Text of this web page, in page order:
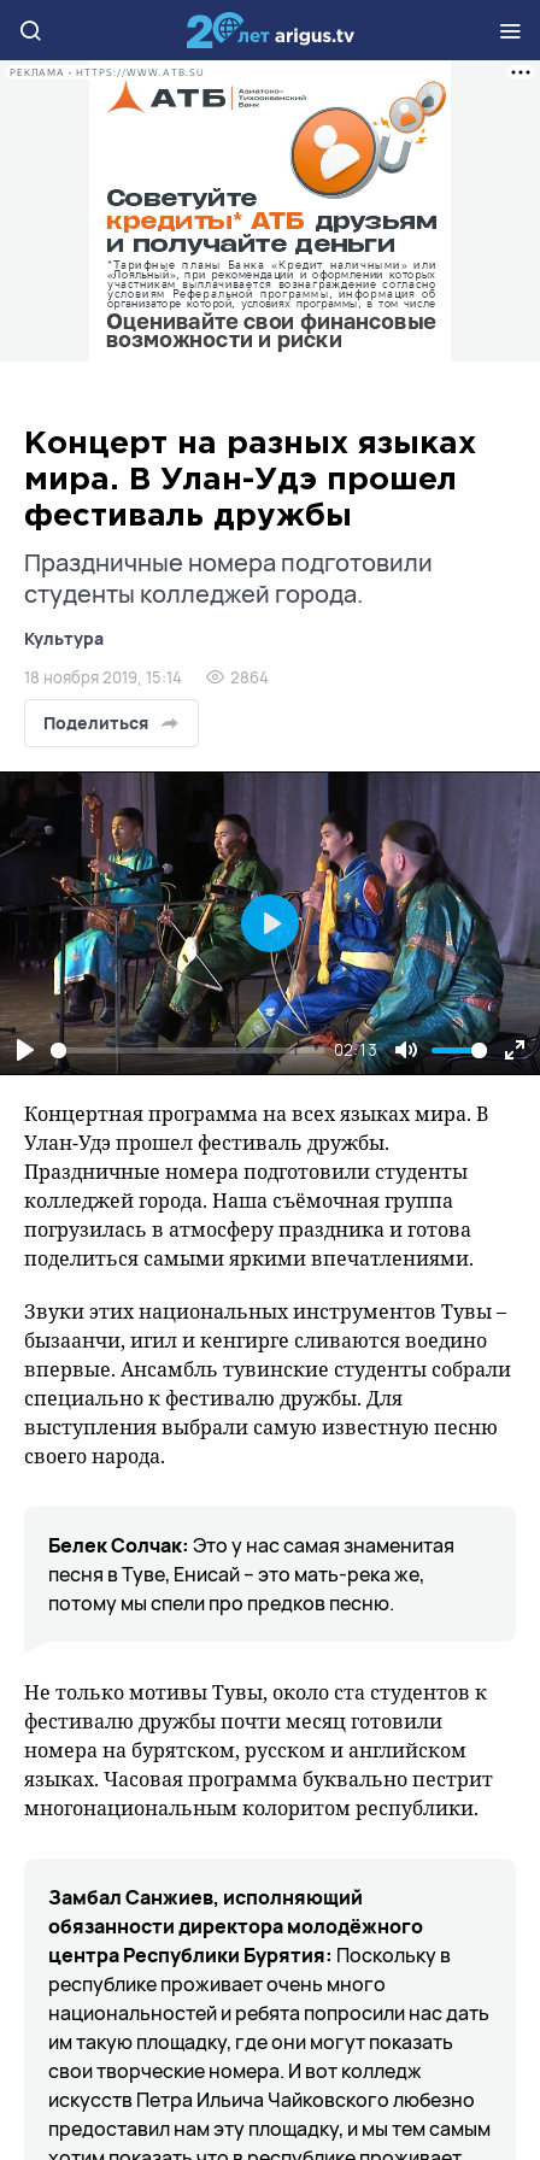
РЕКЛАМА • HTTPS://WWW.ATB.SU
Концерт на разных языках
мира. В Улан-Удэ прошел
фестиваль дружбы
Праздничные номера подготовили
студенты колледжей города.
Культура
18 ноября 2019, 15:14 2864
Поделиться
Play
02:13
Mute
Play
Концертная программа на всех языках мира. В
Улан-Удэ прошел фестиваль дружбы.
Праздничные номера подготовили студенты
колледжей города. Наша съёмочная группа
погрузилась в атмосферу праздника и готова
поделиться самыми яркими впечатлениями.
Звуки этих национальных инструментов Тувы –
бызаанчи, игил и кенгирге сливаются воедино
впервые. Ансамбль тувинские студенты собрали
специально к фестивалю дружбы. Для
выступления выбрали самую известную песню
своего народа.
Белек Солчак: Это у нас самая знаменитая
песня в Туве, Енисай – это мать-река же,
потому мы спели про предков песню.
Не только мотивы Тувы, около ста студентов к
фестивалю дружбы почти месяц готовили
номера на бурятском, русском и английском
языках. Часовая программа буквально пестрит
многонациональным колоритом республики.
Замбал Санжиев, исполняющий
обязанности директора молодёжного
центраРеспублики Бурятия: Поскольку в
республике проживает очень много
национальностей и ребята попросили нас дать
им такую площадку, где они могут показать
свои творческие номера. И вот колледж
искусств Петра Ильича Чайковского любезно
предоставил нам эту площадку, и мы тем самым